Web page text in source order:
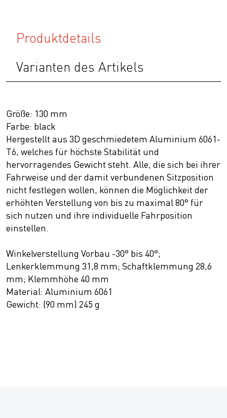
Produktdetails
Varianten des Artikels
Größe: 130 mm
Farbe: black
Hergestellt aus 3D geschmiedetem Aluminium 6061-
T6, welches für höchste Stabilität und
hervorragendes Gewicht steht. Alle, die sich bei ihrer
Fahrweise und der damit verbundenen Sitzposition
nicht festlegen wollen, können die Möglichkeit der
erhöhten Verstellung von bis zu maximal 80° für
sich nutzen und ihre individuelle Fahrposition
einstellen.
Winkelverstellung Vorbau -30° bis 40°;
Lenkerklemmung 31,8 mm; Schaftklemmung 28,6
mm; Klemmhöhe 40 mm
Material: Aluminium 6061
Gewicht: (90 mm) 245 g